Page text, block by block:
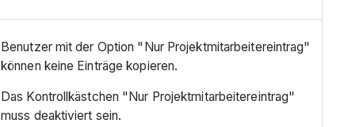
Benutzer mit der Option "Nur Projektmitarbeitereintrag"
können keine Einträge kopieren.
Das Kontrollkästchen "Nur Projektmitarbeitereintrag"
muss deaktiviert sein.